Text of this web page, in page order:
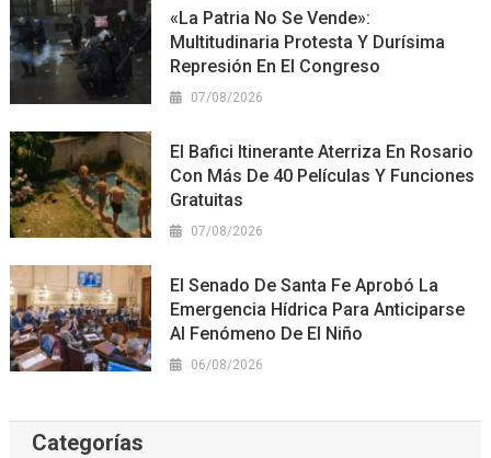
«La Patria No Se Vende»:
Multitudinaria Protesta Y Durísima
Represión En El Congreso
07/08/2026
El Bafici Itinerante Aterriza En Rosario
Con Más De 40 Películas Y Funciones
Gratuitas
07/08/2026
El Senado De Santa Fe Aprobó La
Emergencia Hídrica Para Anticiparse
Al Fenómeno De El Niño
06/08/2026
Categorías